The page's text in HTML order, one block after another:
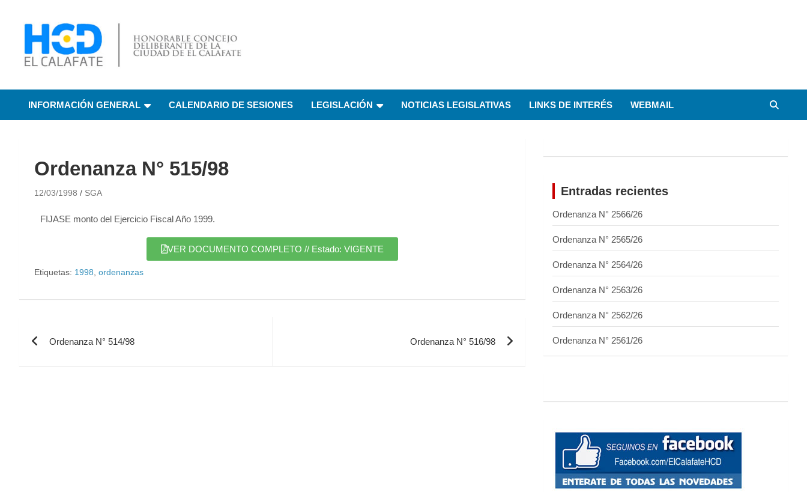
Honorable Concejo
Deliberante de El
INFORMACIÓN GENERAL CALENDARIO DE SESIONES LEGISLACIÓN NOTICIAS LEGISLATIVAS LINKS DE INTERÉS WEBMAIL
Ordenanza N° 515/98
12/03/1998 SGA
FIJASE monto del Ejercicio Fiscal Año 1999.
VER DOCUMENTO COMPLETO // Estado: VIGENTE
Etiquetas: 1998, ordenanzas
Ordenanza N° 514/98 Ordenanza N° 516/98
Entradas recientes
Ordenanza N° 2566/26
Ordenanza N° 2565/26
Ordenanza N° 2564/26
Ordenanza N° 2563/26
Ordenanza N° 2562/26
Ordenanza N° 2561/26